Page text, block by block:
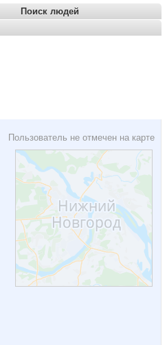
Поиск людей
Пользователь не отмечен на карте